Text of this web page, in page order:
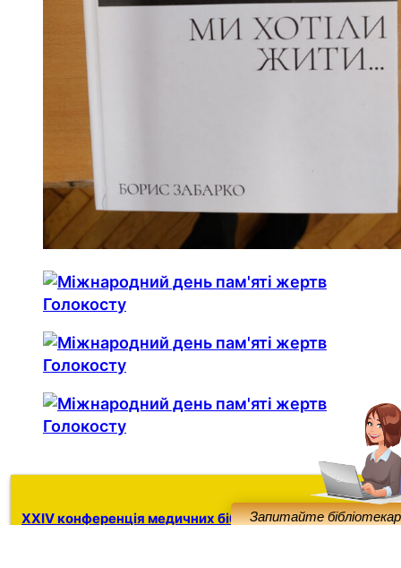
XXIV конференція медичних бібліотек